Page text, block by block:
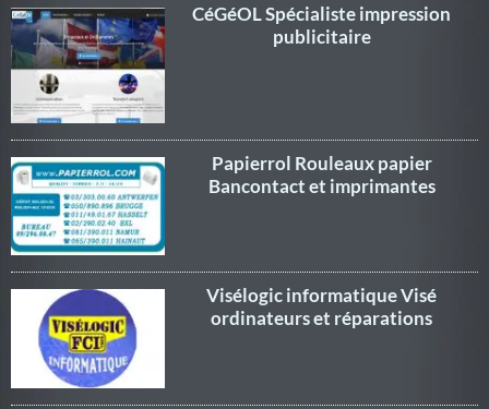
CéGéOL Spécialiste impression
publicitaire
Papierrol Rouleaux papier
Bancontact et imprimantes
Visélogic informatique Visé
ordinateurs et réparations